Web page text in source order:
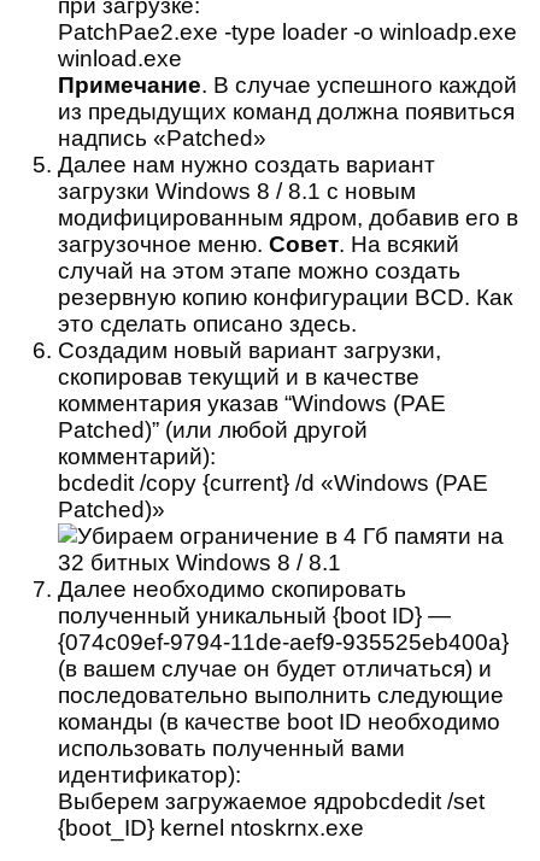
при загрузке:
PatchPae2.exe -type loader -o winloadp.exe
winload.exe
Примечание. В случае успешного каждой
из предыдущих команд должна появиться
надпись «Patched»
Далее нам нужно создать вариант
загрузки Windows 8 / 8.1 с новым
модифицированным ядром, добавив его в
загрузочное меню. Совет. На всякий
случай на этом этапе можно создать
резервную копию конфигурации BCD. Как
это сделать описано здесь.
Создадим новый вариант загрузки,
скопировав текущий и в качестве
комментария указав “Windows (PAE
Patched)” (или любой другой
комментарий):
bcdedit /copy {current} /d «Windows (PAE
Patched)»
Далее необходимо скопировать
полученный уникальный {boot ID} —
{074c09ef-9794-11de-aef9-935525eb400a}
(в вашем случае он будет отличаться) и
последовательно выполнить следующие
команды (в качестве boot ID необходимо
использовать полученный вами
идентификатор):
Выберем загружаемое ядроbcdedit /set
{boot_ID} kernel ntoskrnx.exe